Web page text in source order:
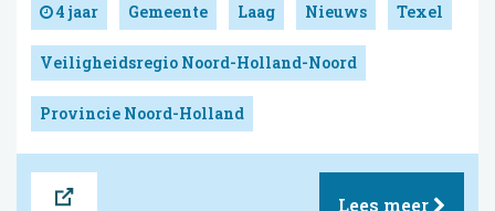
4 jaar Gemeente Laag Nieuws Texel
Veiligheidsregio Noord-Holland-Noord
Provincie Noord-Holland
Lees meer